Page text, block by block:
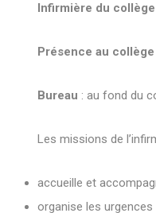
Infirmière du collège
Présence au collège
Bureau : au fond du
Les missions de
accueille et
organise les